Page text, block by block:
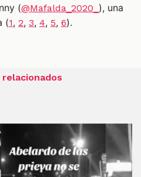
(@Mafalda_2020_ ), una
(1, 2, 3, 4, 5, 6).